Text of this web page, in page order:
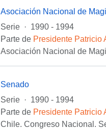
Asociación Nacional de
Serie · 1990 - 1994
Parte de Presidente Patricio
Asociación Nacional de
Senado
Serie · 1990 - 1994
Parte de Presidente Patricio
Chile. Congreso Nacional.